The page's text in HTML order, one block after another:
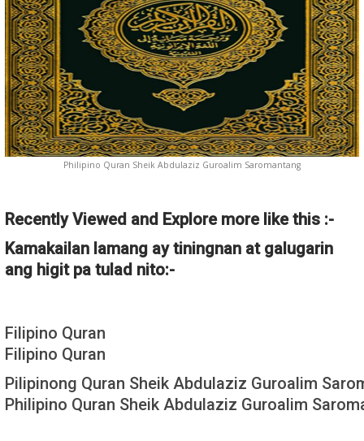
Philipino Quran Sheik Abdulaziz Guroalim Saromantang
Recently Viewed and Explore more like this :-
Kamakailan lamang ay tiningnan at galugarin
ang higit pa tulad nito:-
Filipino Quran
Filipino Quran
Pilipinong Quran Sheik Abdulaziz Guroalim
Philipino Quran Sheik Abdulaziz Guroalim